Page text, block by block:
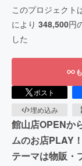
このプロジェクトは
により 348,500円
した
ポスト
埋め込み
館山店OPENか
ムのお店PLAY
テーマは物販・